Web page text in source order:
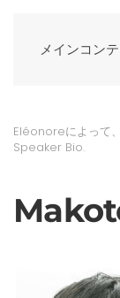
メインコン
Eléonoreによって
Speaker Bio.